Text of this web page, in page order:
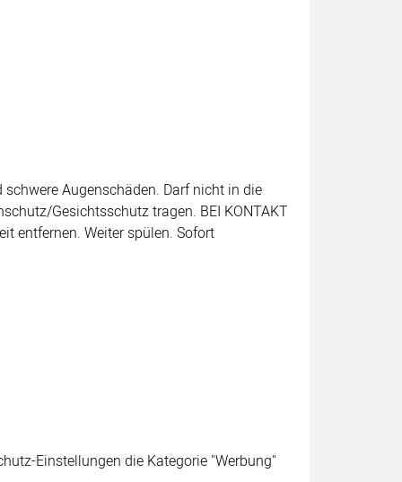
Augenschäden. Darf nicht in die
Gesichtsschutz tragen. BEI KONTAKT
entfernen. Weiter spülen. Sofort
Einstellungen die Kategorie "Werbung"